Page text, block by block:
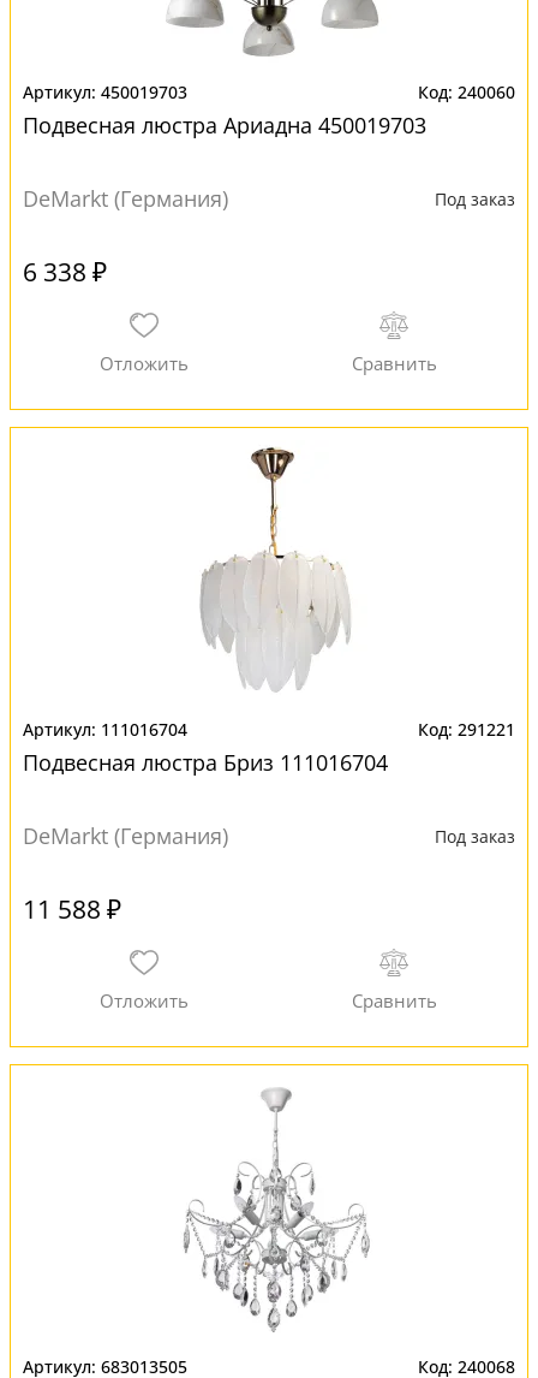
450019703 240060
Подвесная люстра Ариадна 450019703
DeMarkt (Германия) Под заказ
6 338 ₽
111016704 291221
Подвесная люстра Бриз 111016704
DeMarkt (Германия) Под заказ
11 588 ₽
683013505 240068